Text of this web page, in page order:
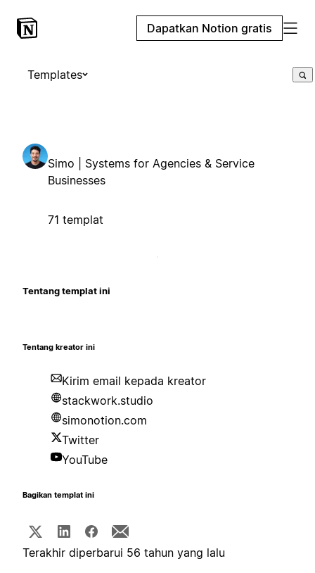
Dapatkan Notion gratis
Templates
Simo | Systems for Agencies & Service
Businesses
71 templat
Tentang templat ini
Tentang kreator ini
Kirim email kepada kreator
stackwork.studio
simonotion.com
Twitter
YouTube
Bagikan templat ini
Terakhir diperbarui 56 tahun yang lalu